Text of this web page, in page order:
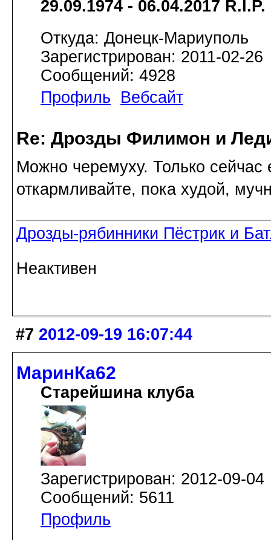
29.09.1974 - 06.04.2017 R.I.P.
Откуда: Донецк-Мариуполь
Зарегистрирован: 2011-02-26
Сообщений: 4928
Профиль
Вебсайт
Re: Дрозды Филимон и
Можно черемуху. Только
откармливайте, пока худой,
Дрозды-рябинники Пёстрик и
Неактивен
#7 2012-09-19 16:07:44
МаринКа62
Старейшина клуба
Зарегистрирован: 2012-09-04
Сообщений: 5611
Профиль